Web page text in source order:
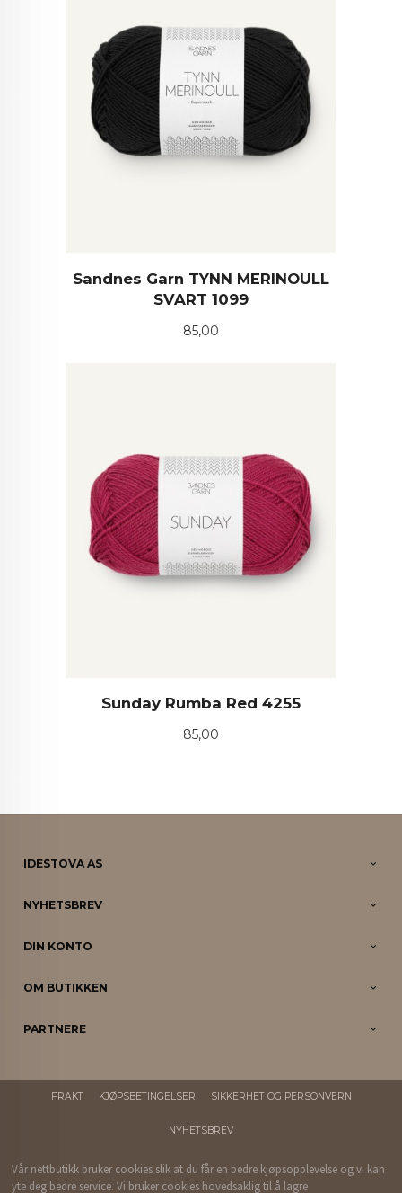
Sandnes Garn TYNN MERINOULL
SVART 1099
Pris
85,00
Sunday Rumba Red 4255
Pris
85,00
IDESTOVA AS
NYHETSBREV
DIN KONTO
OM BUTIKKEN
PARTNERE
FRAKT KJØPSBETINGELSER SIKKERHET OG PERSONVERN
NYHETSBREV
Vår nettbutikk bruker cookies slik at du får en bedre kjøpsopplevelse og vi kan
yte deg bedre service. Vi bruker cookies hovedsaklig til å lagre